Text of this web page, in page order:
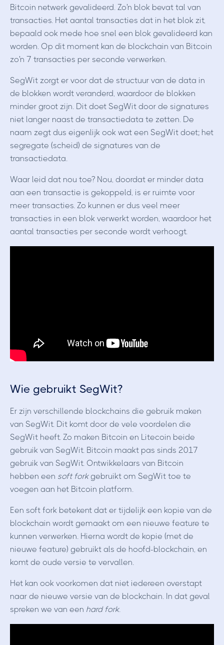
Bitcoin netwerk gevalideerd. Zo'n blok bevat tal van
transacties. Het aantal transacties dat in het blok zit,
bepaald ook mede hoe snel een blok gevalideerd kan
worden. Op dit moment kan de blockchain van Bitcoin
zo'n 7 transacties per seconde verwerken.
SegWit zorgt er voor dat de structuur van de data in
de blokken wordt veranderd, waardoor de blokken
minder groot zijn. Dit doet SegWit door de signatures
niet langer naast de transactiedata te zetten. De
naam zegt dus eigenlijk ook wat een SegWit doet; het
segregate (scheid) de signatures van de
transactiedata.
Waar leid dat nou toe? Nou, doordat er minder data
aan een transactie is gekoppeld, is er ruimte voor
meer transacties. Zo kunnen er dus veel meer
transacties in een blok verwerkt worden, waardoor het
aantal transacties per seconde wordt verhoogt.
Wie gebruikt SegWit?
Er zijn verschillende blockchains die gebruik maken
van SegWit. Dit komt door de vele voordelen die
SegWit heeft. Zo maken Bitcoin en Litecoin beide
gebruik van SegWit. Bitcoin maakt pas sinds 2017
gebruik van SegWit. Ontwikkelaars van Bitcoin
hebben een soft forkgebruikt om SegWit toe te
voegen aan het Bitcoin platform.
Een soft fork betekent dat er tijdelijk een kopie van de
blockchain wordt gemaakt om een nieuwe feature te
kunnen verwerken. Hierna wordt de kopie (met de
nieuwe feature) gebruikt als de hoofd-blockchain, en
komt de oude versie te vervallen.
Het kan ook voorkomen dat niet iedereen overstapt
naar de nieuwe versie van de blockchain. In dat geval
spreken we van een hard fork.